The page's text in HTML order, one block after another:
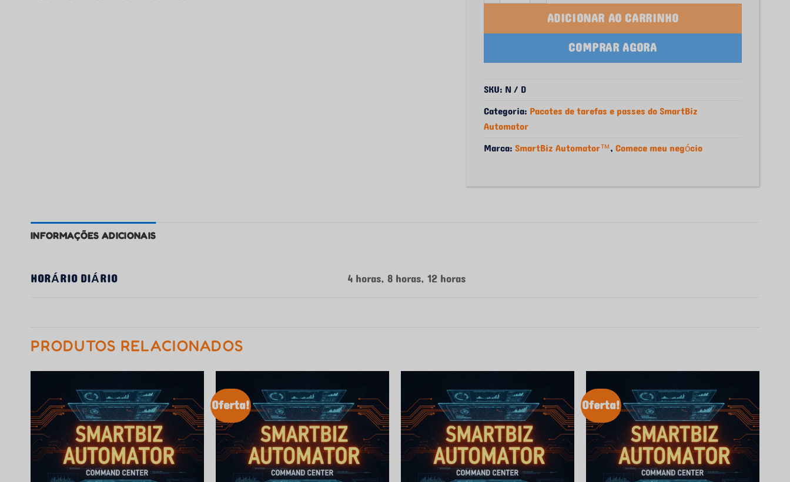
ADICIONAR AO CARRINHO
COMPRAR AGORA
SKU: N / D
Categoria: Pacotes de tarefas e passes do SmartBiz
Automator
Marca:SmartBiz Automator™,Comece meu negócio
INFORMAÇÕES ADICIONAIS
HORÁRIO DIÁRIO 4 horas, 8 horas, 12 horas
PRODUTOS RELACIONADOS
Oferta! Oferta!